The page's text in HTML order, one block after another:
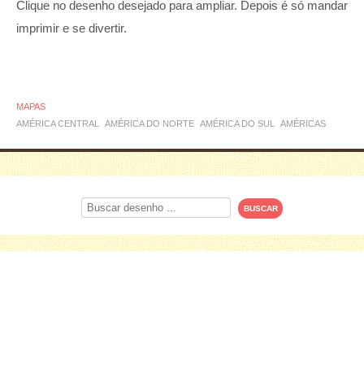
Clique no desenho desejado para ampliar. Depois é só mandar
imprimir e se divertir.
MAPAS
AMÉRICA CENTRAL
AMÉRICA DO NORTE AMÉRICA DO SUL AMÉRICAS
Procurar